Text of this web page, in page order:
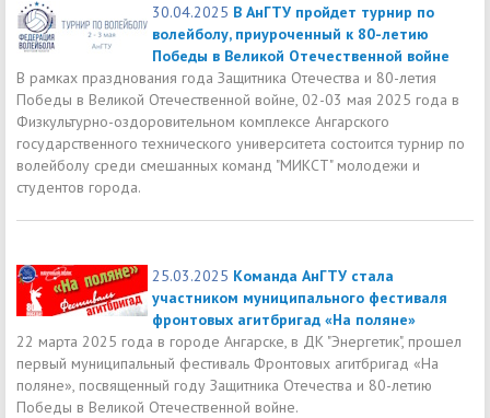
30.04.2025 В АнГТУ пройдет турнир по
волейболу, приуроченный к 80-летию
Победы в Великой Отечественной войне
В рамках празднования года Защитника Отечества и 80-летия
Победы в Великой Отечественной войне, 02-03 мая 2025 года в
Физкультурно-оздоровительном комплексе Ангарского
государственного технического университета состоится турнир по
волейболу среди смешанных команд "МИКСТ" молодежи и
студентов города.
25.03.2025 Команда АнГТУ стала
участником муниципального фестиваля
фронтовых агитбригад «На поляне»
22 марта 2025 года в городе Ангарске, в ДК "Энергетик", прошел
первый муниципальный фестиваль Фронтовых агитбригад «На
поляне», посвященный году Защитника Отечества и 80-летию
Победы в Великой Отечественной войне.